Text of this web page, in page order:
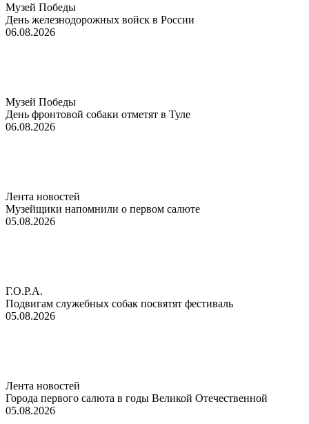
Музей Победы
День железнодорожных войск в России
06.08.2026
Музей Победы
День фронтовой собаки отметят в Туле
06.08.2026
Лента новостей
Музейщики напомнили о первом салюте
05.08.2026
Г.О.Р.А.
Подвигам служебных собак посвятят фестиваль
05.08.2026
Лента новостей
Города первого салюта в годы Великой Отечественной
05.08.2026